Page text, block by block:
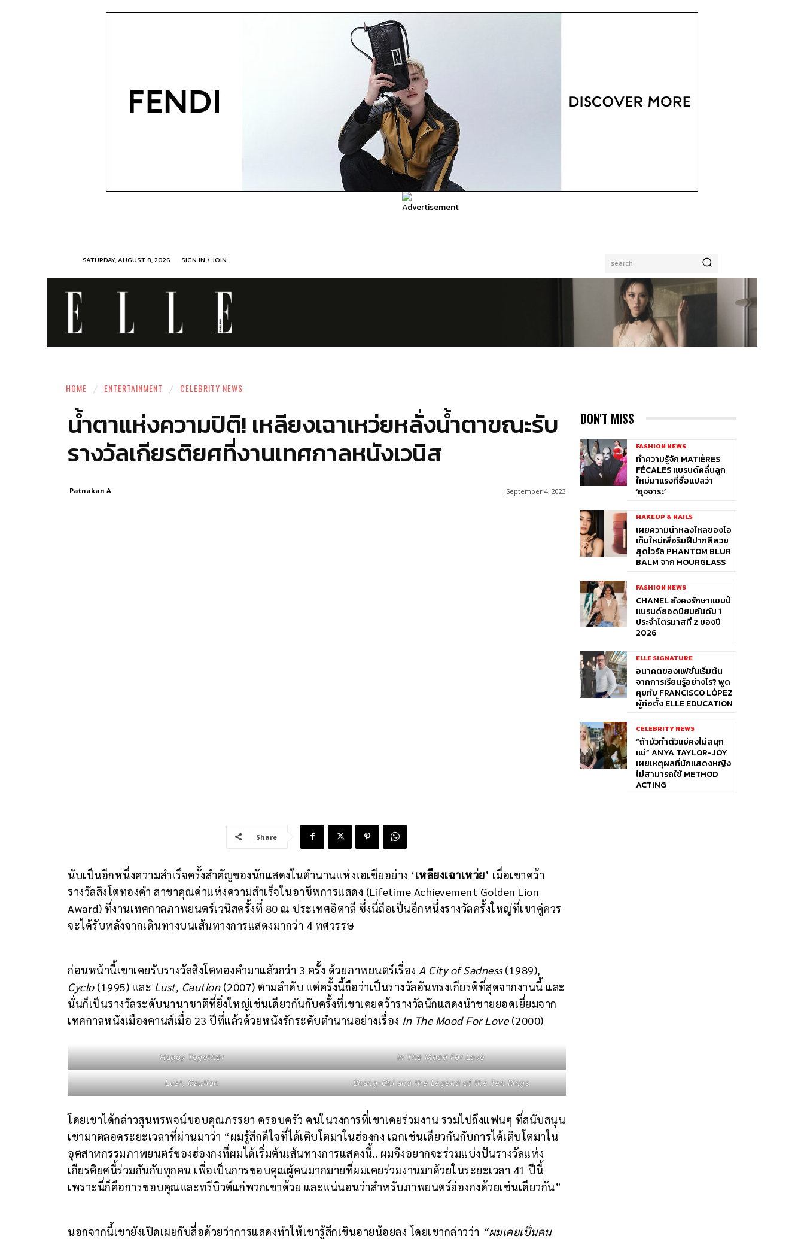
SATURDAY, AUGUST 8, 2026 search
SIGN IN / JOIN
HOME ENTERTAINMENT CELEBRITY NEWS
น้ำตาแห่งความปิติ! เหลียงเฉาเหว่ยหลั่งน้ำตาขณะรับ
รางวัลเกียรติยศที่งานเทศกาลหนังเวนิส
September 4, 2023
Patnakan A
Share
นับเป็นอีกหนึ่งความสำเร็จครั้งสำคัญของนักแสดงในตำนานแห่งเอเชียอย่าง ‘เหลียงเฉาเหว่ย’ เมื่อเขาคว้า
รางวัลสิงโตทองคำ สาขาคุณค่าแห่งความสำเร็จในอาชีพการแสดง (Lifetime Achievement Golden Lion
Award) ที่งานเทศกาลภาพยนตร์เวนิสครั้งที่ 80 ณ ประเทศอิตาลี ซึ่งนี่ถือเป็นอีกหนึ่งรางวัลครั้งใหญ่ที่เขาคู่ควร
จะได้รับหลังจากเดินทางบนเส้นทางการแสดงมากว่า 4 ทศวรรษ
ก่อนหน้านี้เขาเคยรับรางวัลสิงโตทองคำมาแล้วกว่า 3 ครั้ง ด้วยภาพยนตร์เรื่อง A City of Sadness(1989),
Cyclo(1995) และ Lust, Caution(2007) ตามลำดับ แต่ครั้งนี้ถือว่าเป็นรางวัลอันทรงเกียรติที่สุดจากงานนี้ และ
นั่นก็เป็นรางวัลระดับนานาชาติที่ยิ่งใหญ่เช่นเดียวกันกับครั้งที่เขาเคยคว้ารางวัลนักแสดงนำชายยอดเยี่ยมจาก
เทศกาลหนังเมืองคานส์เมื่อ 23 ปีที่แล้วด้วยหนังรักระดับตำนานอย่างเรื่อง In The Mood For Love(2000)
Happy Together In The Mood For Love
Lust, Caution Shang-Chi and the Legend of the Ten Rings
โดยเขาได้กล่าวสุนทรพจน์ขอบคุณภรรยา ครอบครัว คนในวงการที่เขาเคยร่วมงาน รวมไปถึงแฟนๆ ที่สนับสนุน
เขามาตลอดระยะเวลาที่ผ่านมาว่า “ผมรู้สึกดีใจที่ได้เติบโตมาในฮ่องกง เฉกเช่นเดียวกันกับการได้เติบโตมาใน
อุตสาหกรรมภาพยนตร์ของฮ่องกงที่ผมได้เริ่มต้นเส้นทางการแสดงนี้.. ผมจึงอยากจะร่วมแบ่งปันรางวัลแห่ง
เกียรติยศนี้ร่วมกันกับทุกคน เพื่อเป็นการขอบคุณผู้คนมากมายที่ผมเคยร่วมงานมาด้วยในระยะเวลา 41 ปีนี้
เพราะนี่ก็คือการขอบคุณและทรีบิวต์แก่พวกเขาด้วย และแน่นอนว่าสำหรับภาพยนตร์ฮ่องกงด้วยเช่นเดียวกัน”
นอกจากนี้เขายังเปิดเผยกับสื่อด้วยว่าการแสดงทำให้เขารู้สึกเขินอายน้อยลง โดยเขากล่าวว่า “ผมเคยเป็นคน
DON'T MISS
FASHION NEWS
ทำความรู้จัก MATIÈRES
FÉCALES แบรนด์คลื่นลูก
ใหม่มาแรงที่ชื่อแปลว่า
‘อุจจาระ’
MAKEUP & NAILS
เผยความน่าหลงใหลของไอ
เท็มใหม่เพื่อริมฝีปากสีสวย
สุดไวรัล PHANTOM BLUR
BALM จาก HOURGLASS
FASHION NEWS
CHANEL ยังคงรักษาแชมป์
แบรนด์ยอดนิยมอันดับ 1
ประจำไตรมาสที่ 2 ของปี
2026
ELLE SIGNATURE
อนาคตของแฟชั่นเริ่มต้น
จากการเรียนรู้อย่างไร? พูด
คุยกับ FRANCISCO LÓPEZ
ผู้ก่อตั้ง ELLE EDUCATION
CELEBRITY NEWS
“ถ้ามัวทำตัวแย่คงไม่สนุก
แน่” ANYA TAYLOR-JOY
เผยเหตุผลที่นักแสดงหญิง
ไม่สามารถใช้ METHOD
ACTING